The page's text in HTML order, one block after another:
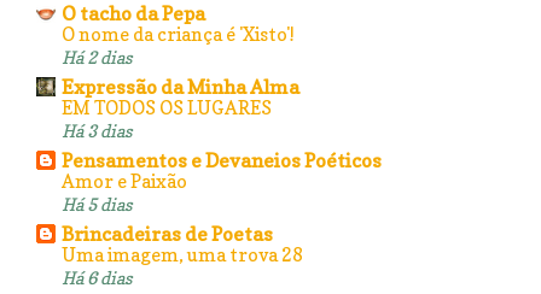
O tacho da Pepa
O nome da criança é 'Xisto'!
Há 2 dias
Expressão da Minha Alma
EM TODOS OS LUGARES
Há 3 dias
Pensamentos e Devaneios Poéticos
Amor e Paixão
Há 5 dias
Brincadeiras de Poetas
Uma imagem, uma trova 28
Há 6 dias